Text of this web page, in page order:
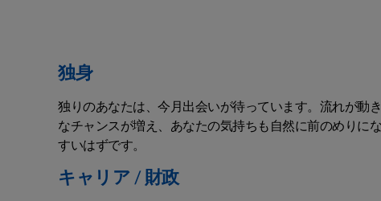
独身
独りのあなたは、今月出会いが待っています。流れが動
なチャンスが増え、あなたの気持ちも自然に前のめりに
すいはずです。
キャリア / 財政